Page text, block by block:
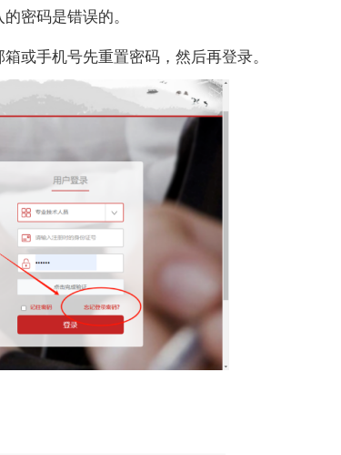
密码是错误的。
或手机号先重置密码，然后再登录。